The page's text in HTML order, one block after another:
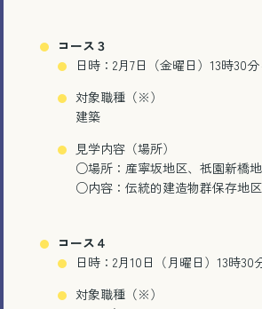
コース３
日時：2月7日（金曜日）13時30
対象職種（※）
建築
見学内容（場所）
○場所：産寧坂地区、祇園新橋
○内容：伝統的建造物群保存地
コース４
日時：2月10日（月曜日）13時30
対象職種（※）